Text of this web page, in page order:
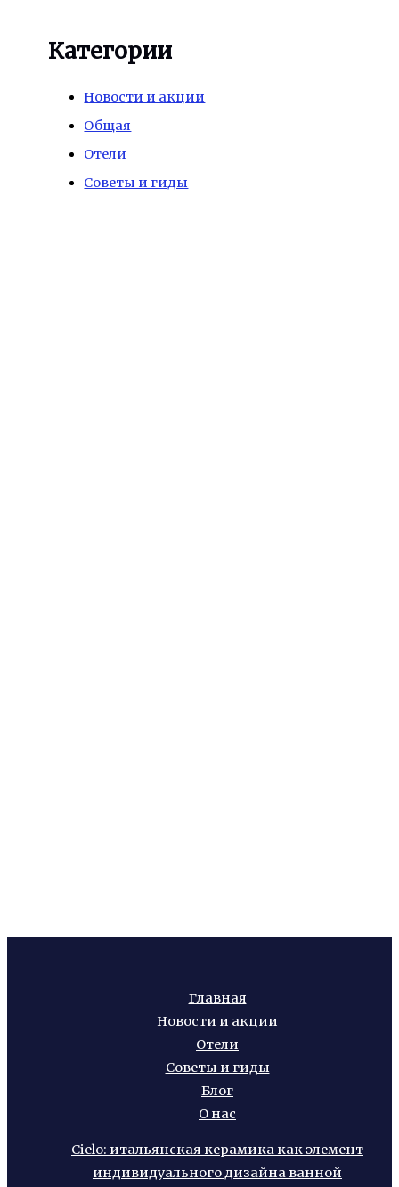
Категории
Новости и акции
Общая
Отели
Советы и гиды
Главная
Новости и акции
Отели
Советы и гиды
Блог
О нас
Cielo: итальянская керамика как элемент
индивидуального дизайна ванной